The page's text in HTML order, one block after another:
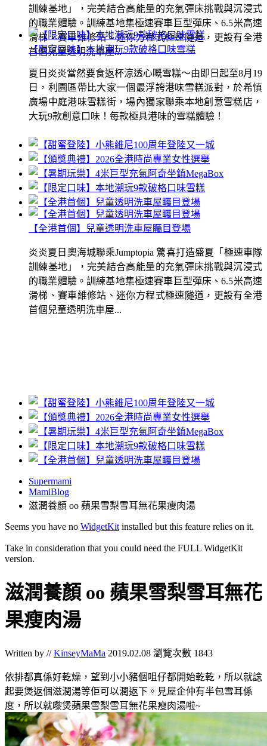
訓練基地」，完美結合高能量的充氣彈床挑戰與沉浸式
的職業體驗。訓練基地集極速賽車巨型彈床、6.5米高速
滑梯、賽車維修站、迷你方程式極速隧道，更設有全港
首個兒童透明洗車屋...
【限定口味】本地潮玩9款破格口味雪糕
夏日炎炎當然要食返杯涼透心嘅雪糕～由即日起至8月19
日，利園區帶比大家一個最浮誇港味雪糕派對，於希慎
廣場中庭港味雪糕街，場內獨家聯乘本地創意雪糕店，
大玩9款創意口味！每款極具港味的雪糕體驗！
【全港首個】兒童透明洗車屋矚目登場
炎炎夏日奧海城聯乘Jumptopia 驚喜打造盛夏「極速車隊
訓練基地」，完美結合高能量的充氣彈床挑戰與沉浸式
的職業體驗。訓練基地集極速賽車巨型彈床、6.5米高速
滑梯、賽車維修站、迷你方程式極速隧道，更設有全港
首個兒童透明洗車屋...
Supermami
MamiBlog
滋潤養顏 oo 蘋果雪梨雪耳無花果瘦肉湯
Seems you have no WidgetKit installed but this feature relies on it.
Take in consideration that you could need the FULL WidgetKit
version.
滋潤養顏 oo 蘋果雪梨雪耳無花
果瘦肉湯
Written by //KinseyMaMa 2019.02.08 瀏覽次數 1843
依排都真係好乾燥，望到小小豬個咀仔都開始乾乾 ，所以就諗
起要煲返個滋潤湯等佢可以潤返下 。見屋企仲有半包雪耳係
度 ，所以就嚟煲蘋果雪梨雪耳無花果瘦肉湯啦~